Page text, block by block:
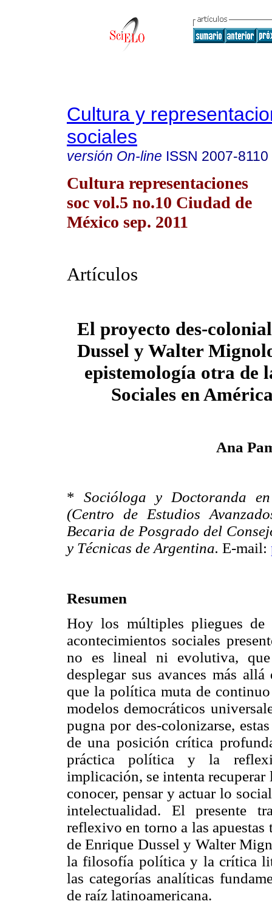
Cultura y
sociales
versión On-line ISSN 2007-8110
Cultura representaciones
soc vol.5 no.10 Ciudad de
México sep. 2011
Artículos
El proyecto des-
Dussel y Walter
epistemología otra de
Sociales en
Ana
*Socióloga y Doctoranda
(Centro de Estudios
Becaria de Posgrado del
y Técnicas de Argentina. E-mail:
Resumen
Hoy los múltiples pliegues de
acontecimientos sociales
no es lineal ni evolutiva, que
desplegar sus avances más
que la política muta de
modelos democráticos
pugna por des-colonizarse,
de una posición crítica
práctica política y la
implicación, se intenta
conocer, pensar y actuar lo
intelectualidad. El presente
reflexivo en torno a las
de Enrique Dussel y Walter
la filosofía política y la crítica
las categorías analíticas
de raíz latinoamericana.